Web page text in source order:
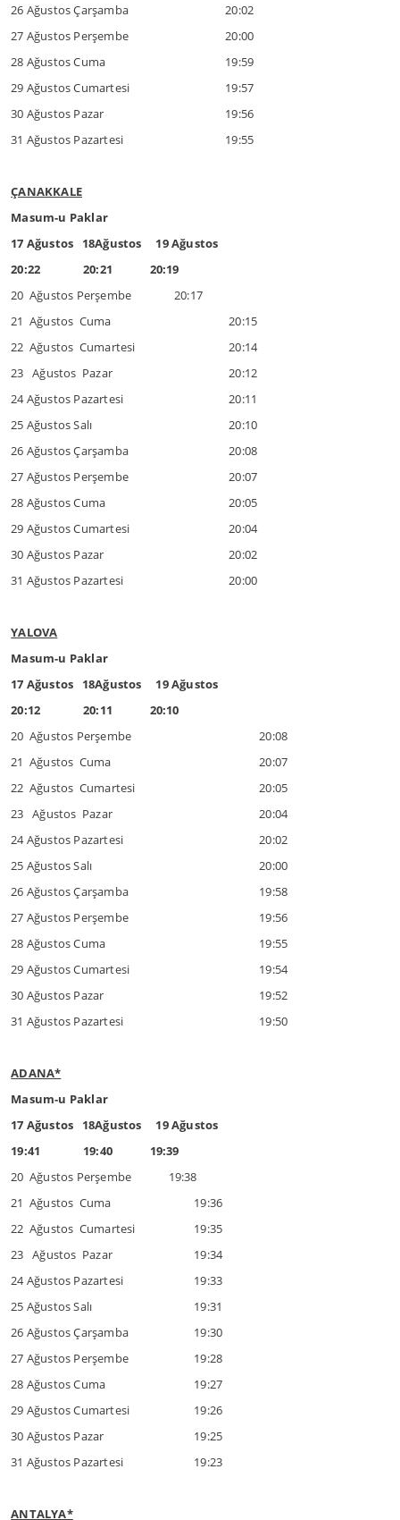
26 Ağustos Çarşamba
20:02
27 Ağustos Perşembe
20:00
28 Ağustos Cuma
19:59
29 Ağustos Cumartesi
19:57
30 Ağustos Pazar
19:56
31 Ağustos Pazartesi
19:55
ÇANAKKALE
Masum-u Paklar
17 Ağustos 18Ağustos 19 Ağustos
20:22 20:21 20:19
20 Ağustos Perşembe 20:17
21 Ağustos Cuma
20:15
22 Ağustos Cumartesi
20:14
23 Ağustos Pazar
20:12
24 Ağustos Pazartesi
20:11
25 Ağustos Salı
20:10
26 Ağustos Çarşamba
20:08
27 Ağustos Perşembe
20:07
28 Ağustos Cuma
20:05
29 Ağustos Cumartesi
20:04
30 Ağustos Pazar
20:02
31 Ağustos Pazartesi
20:00
YALOVA
Masum-u Paklar
17 Ağustos 18Ağustos 19 Ağustos
20:12 20:11 20:10
20 Ağustos Perşembe
20:08
21 Ağustos Cuma
20:07
22 Ağustos Cumartesi
20:05
23 Ağustos Pazar
20:04
24 Ağustos Pazartesi
20:02
25 Ağustos Salı
20:00
26 Ağustos Çarşamba
19:58
27 Ağustos Perşembe
19:56
28 Ağustos Cuma
19:55
29 Ağustos Cumartesi
19:54
30 Ağustos Pazar
19:52
31 Ağustos Pazartesi
19:50
ADANA*
Masum-u Paklar
17 Ağustos 18Ağustos 19 Ağustos
19:41 19:40 19:39
20 Ağustos Perşembe 19:38
21 Ağustos Cuma
19:36
22 Ağustos Cumartesi
19:35
23 Ağustos Pazar
19:34
24 Ağustos Pazartesi
19:33
25 Ağustos Salı
19:31
26 Ağustos Çarşamba
19:30
27 Ağustos Perşembe
19:28
28 Ağustos Cuma
19:27
29 Ağustos Cumartesi
19:26
30 Ağustos Pazar
19:25
31 Ağustos Pazartesi
19:23
ANTALYA*